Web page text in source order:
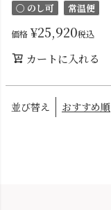
〇 のし可 常温便
価格 ¥25,920税込
カートに入れる
並び替え おすすめ順